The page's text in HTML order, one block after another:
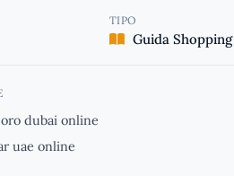
TIPO
Guida Shopping
dubai online
uae online